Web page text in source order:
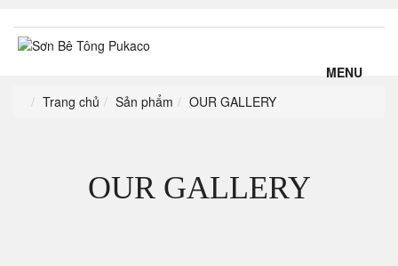
MENU
Trang chủ
Sản phẩm OUR GALLERY
OUR GALLERY